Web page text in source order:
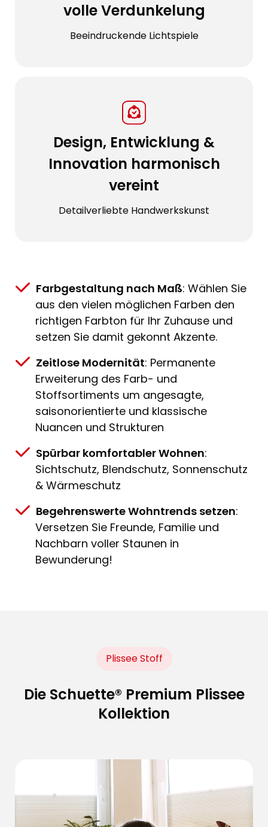
volle Verdunkelung
Beeindruckende Lichtspiele
Design, Entwicklung &
Innovation harmonisch
vereint
Detailverliebte Handwerkskunst
Farbgestaltung nach Maß: Wählen Sie
aus den vielen möglichen Farben den
richtigen Farbton für Ihr Zuhause und
setzen Sie damit gekonnt Akzente.
Zeitlose Modernität: Permanente
Erweiterung des Farb- und
Stoffsortiments um angesagte,
saisonorientierte und klassische
Nuancen und Strukturen
Spürbar komfortabler Wohnen:
Sichtschutz, Blendschutz, Sonnenschutz
& Wärmeschutz
Begehrenswerte Wohntrends setzen:
Versetzen Sie Freunde, Familie und
Nachbarn voller Staunen in
Bewunderung!
Plissee Stoff
Die Schuette® Premium Plissee
Kollektion